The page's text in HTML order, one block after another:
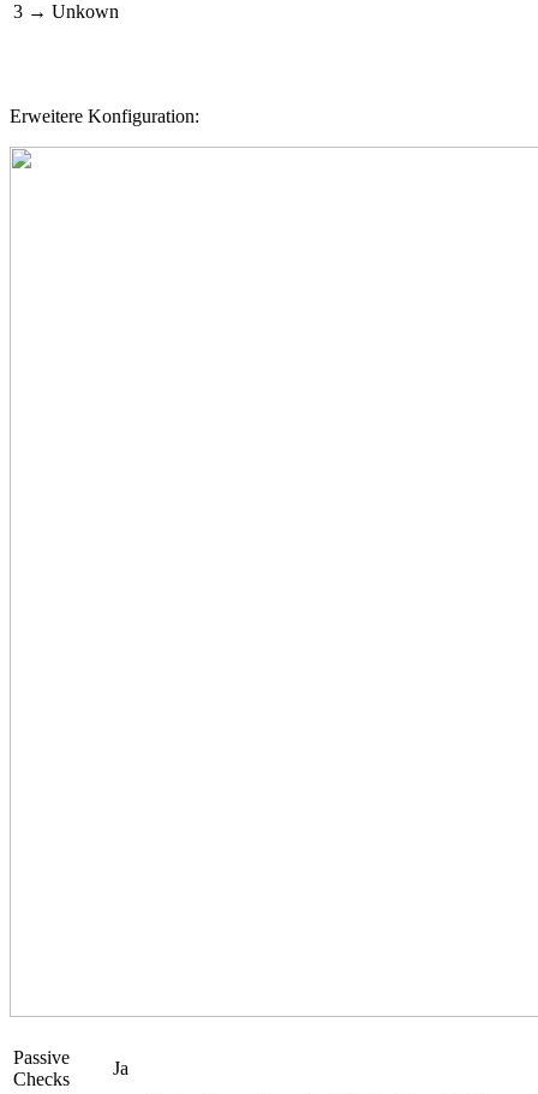
3 → Unkown
Erweitere Konfiguration:
Passive
Checks
Ja